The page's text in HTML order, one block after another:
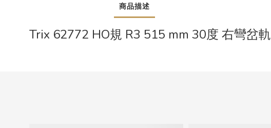
商品描述
Trix 62772 HO規 R3 515 mm 30度 右彎岔軌